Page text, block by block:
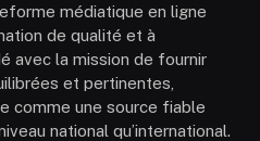
médiatique en ligne
de qualité et à
avec la mission de fournir
et pertinentes,
comme une source fiable
national qu’international.